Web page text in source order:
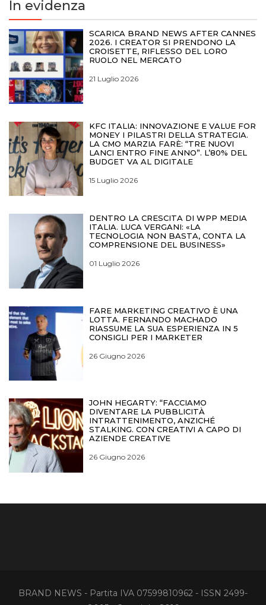
In evidenza
SCARICA BRAND NEWS AFTER CANNES
2026. I CREATOR SI PRENDONO LA
CROISETTE, RIFLESSO DEL LORO
RUOLO NEL MERCATO
21 Luglio 2026
KFC ITALIA: INNOVAZIONE E VALUE FOR
MONEY I PILASTRI DELLA STRATEGIA.
LA CMO MARZIA FARÈ: “TRE NUOVI
LANCI ENTRO FINE ANNO”. L’80% DEL
BUDGET VA AL DIGITALE
15 Luglio 2026
DENTRO LA CRESCITA DI WPP MEDIA
ITALIA. LUCA VERGANI: «LA
TECNOLOGIA NON BASTA, CONTA LA
COMPRENSIONE DEL BUSINESS»
01 Luglio 2026
FARE MARKETING CREATIVO È UNA
LOTTA. FERNANDO MACHADO
RIASSUME LA SUA ESPERIENZA IN 5
CONSIGLI PER I MARKETER
26 Giugno 2026
JOHN HEGARTY: “FACCIAMO
DIVENTARE LA PUBBLICITÀ
INTRATTENIMENTO, ANZICHÉ
STALKING. CON CREATIVI A CAPO DI
AZIENDE CREATIVE
26 Giugno 2026
BRAND NEWS - Partita IVA 07599810962 - ISSN 2499-